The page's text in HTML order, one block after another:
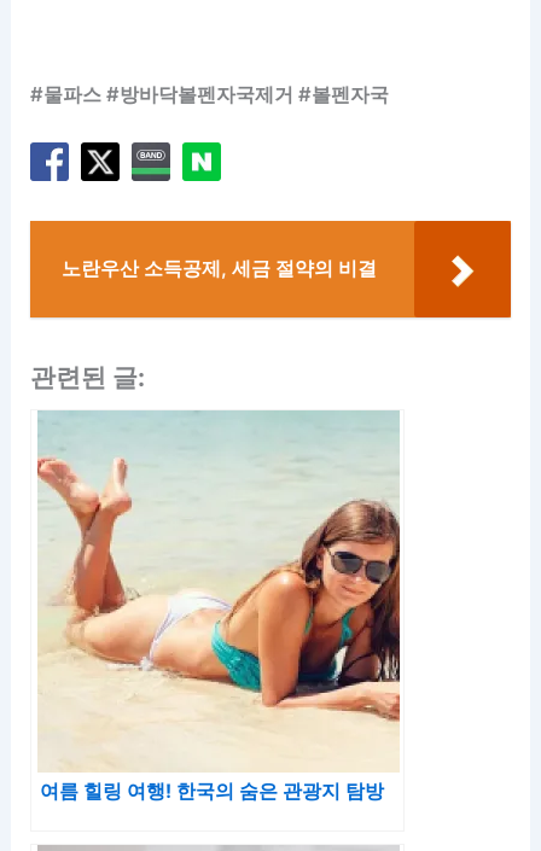
#물파스 #방바닥볼펜자국제거 #볼펜자국
노란우산 소득공제, 세금 절약의 비결
관련된 글:
여름 힐링 여행! 한국의 숨은 관광지 탐방